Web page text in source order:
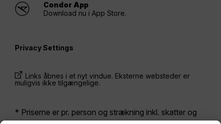
Condor App
Download nu i App Store.
Privacy Settings
Links åbnes i et nyt vindue. Eksterne websteder er
muligvis ikke tilgængelige.
* Priserne er pr. person og strækning inkl. skatter og